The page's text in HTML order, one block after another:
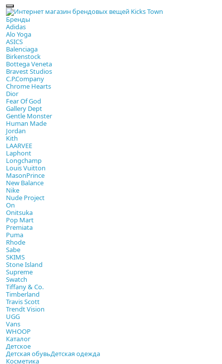
Бренды
Adidas
Alo Yoga
ASICS
Balenciaga
Birkenstock
Bottega Veneta
Bravest Studios
C.P.Company
Chrome Hearts
Dior
Fear Of God
Gallery Dept
Gentle Monster
Human Made
Jordan
Kith
LAARVEE
Laphont
Longchamp
Louis Vuitton
MasonPrince
New Balance
Nike
Nude Project
On
Onitsuka
Pop Mart
Premiata
Puma
Rhode
Sabe
SKIMS
Stone Island
Supreme
Swatch
Tiffany & Co.
Timberland
Travis Scott
Trendt Vision
UGG
Vans
WHOOP
Каталог
Детское
Детская обувьДетская одежда
Косметика